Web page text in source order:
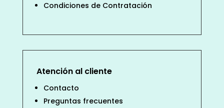
Condiciones de Contratación
Atención al cliente
Contacto
Preguntas frecuentes